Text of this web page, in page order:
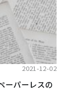
2021-12-02
ーパーレスの